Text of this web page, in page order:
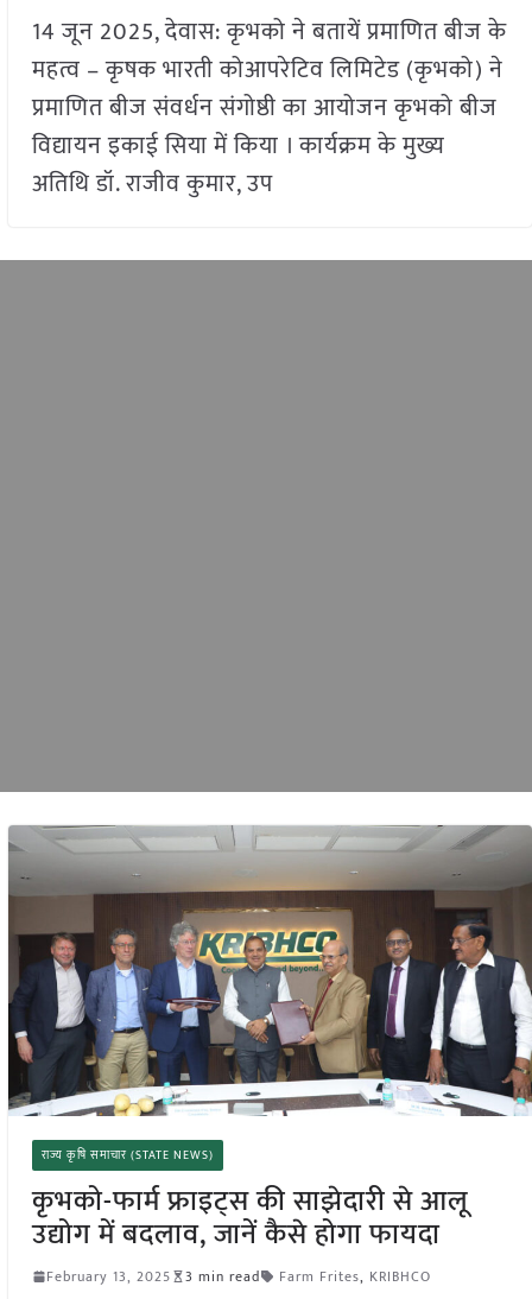
14 जून 2025, देवास: कृभको ने बतायें प्रमाणित बीज के
महत्व – कृषक भारती कोआपरेटिव लिमिटेड (कृभको) ने
प्रमाणित बीज संवर्धन संगोष्ठी का आयोजन कृभको बीज
विद्यायन इकाई सिया में किया । कार्यक्रम के मुख्य
अतिथि डॉ. राजीव कुमार, उप
राज्य कृषि समाचार (STATE NEWS)
कृभको-फार्म फ्राइट्स की साझेदारी से आलू
उद्योग में बदलाव, जानें कैसे होगा फायदा
February 13, 2025 3 min read Farm Frites, KRIBHCO